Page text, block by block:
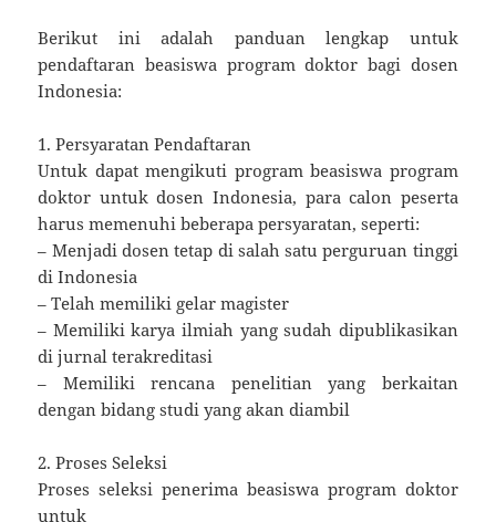
Berikut ini adalah panduan lengkap untuk
pendaftaran beasiswa program doktor bagi dosen
Indonesia:
1. Persyaratan Pendaftaran
Untuk dapat mengikuti program beasiswa program
doktor untuk dosen Indonesia, para calon peserta
harus memenuhi beberapa persyaratan, seperti:
– Menjadi dosen tetap di salah satu perguruan tinggi
di Indonesia
– Telah memiliki gelar magister
– Memiliki karya ilmiah yang sudah dipublikasikan
di jurnal terakreditasi
– Memiliki rencana penelitian yang berkaitan
dengan bidang studi yang akan diambil
2. Proses Seleksi
Proses seleksi penerima beasiswa program doktor
untuk